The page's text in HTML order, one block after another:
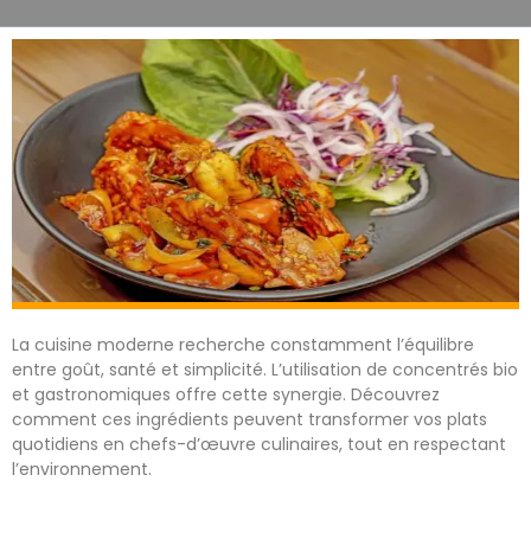
La cuisine moderne recherche constamment l’équilibre
entre goût, santé et simplicité. L’utilisation de concentrés bio
et gastronomiques offre cette synergie. Découvrez
comment ces ingrédients peuvent transformer vos plats
quotidiens en chefs-d’œuvre culinaires, tout en respectant
l’environnement.